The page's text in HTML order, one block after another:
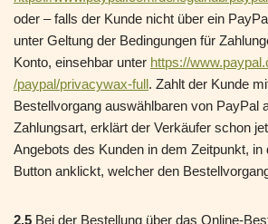
oder – falls der Kunde nicht über ein
unter Geltung der Bedingungen für
Konto, einsehbar unter https://
/paypal/privacywax-full. Zahlt der Kunde
Bestellvorgang auswählbaren von PayPal
Zahlungsart, erklärt der Verkäufer schon
Angebots des Kunden in dem Zeitpunkt, in
Button anklickt, welcher den
2.5 Bei der Bestellung über das Online-